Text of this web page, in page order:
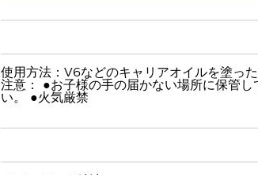
使用方法：V6などのキャリアオイルを塗っ
注意： ●お子様の手の届かない場所に保管
い。 ●火気厳禁